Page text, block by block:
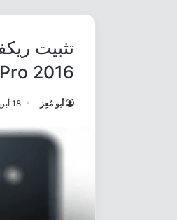
Pro 2016 على نظام Android Nougat
أبو مُعِز 18 أبريل 2023